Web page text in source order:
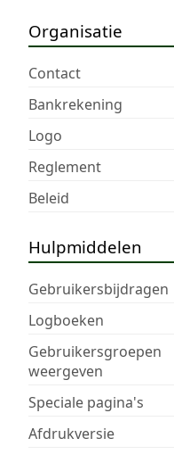
Organisatie
Contact
Bankrekening
Logo
Reglement
Beleid
Hulpmiddelen
Gebruikersbijdragen
Logboeken
Gebruikersgroepen
weergeven
Speciale pagina's
Afdrukversie